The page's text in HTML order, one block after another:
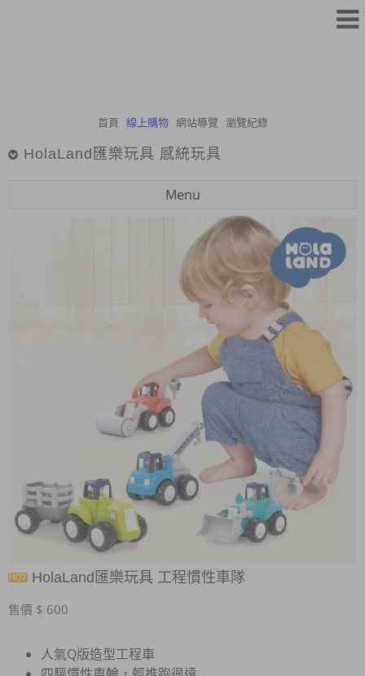
首頁 線上購物 網站導覽 瀏覽紀錄
HolaLand匯樂玩具 感統玩具
Menu
HolaLand匯樂玩具 工程慣性車隊
售價 $ 600
人氣Q版造型工程車